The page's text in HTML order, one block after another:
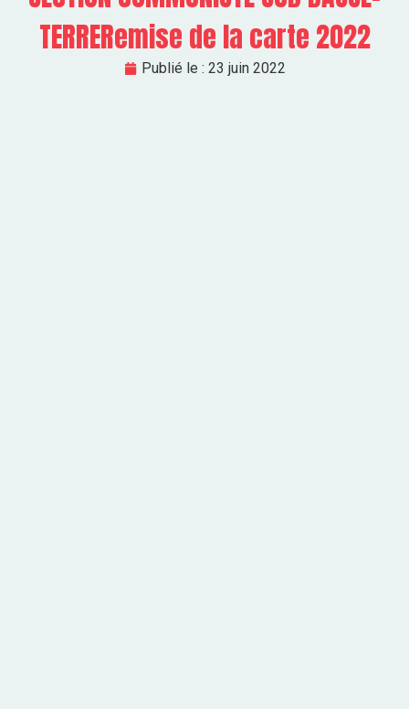
TERRERemise de la carte 2022
Publié le : 23 juin 2022